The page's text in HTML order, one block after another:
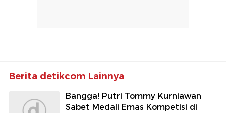
Berita detikcom Lainnya
Bangga! Putri Tommy Kurniawan
Sabet Medali Emas Kompetisi di